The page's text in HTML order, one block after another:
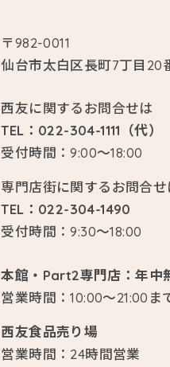
〒982-0011
仙台市太白区長町7丁目20
西友に関するお問合せは
TEL：022-304-1111（代）
受付時間：9:00～18:00
専門店街に関するお問合せ
TEL：022-304-1490
受付時間：9:30～18:00
本館・Part2専門店：年中
営業時間：10:00～21:00ま
西友食品売り場
営業時間：24時間営業